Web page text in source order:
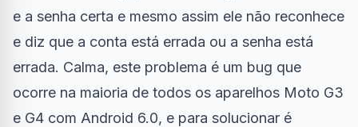
e a senha certa e mesmo assim ele não reconhece
e diz que a conta está errada ou a senha está
errada. Calma, este problema é um bug que
ocorre na maioria de todos os aparelhos Moto G3
e G4 com Android 6.0, e para solucionar é